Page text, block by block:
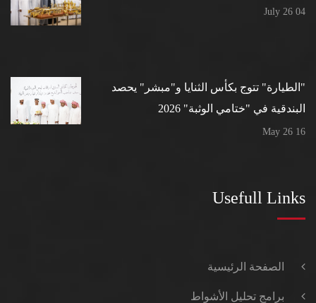
04 July 26
"الطيارة" تتوج بكأس الثنايا و"مبشر" يحصد
البندقية في "ختامي الوثبة" 2026
16 May 26
Usefull Links
الصفحة الرئيسية
برامج تحليل الأشواط